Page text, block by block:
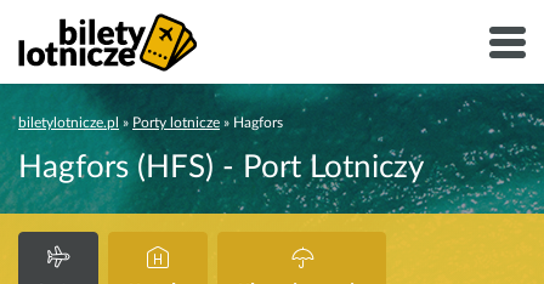
biletylotnicze.pl » Porty lotnicze » Hagfors
Hagfors (HFS) - Port Lotniczy